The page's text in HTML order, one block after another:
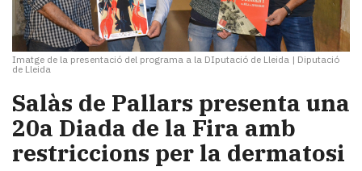
Imatge de la presentació del programa a la DIputació de Lleida | Diputació
de Lleida
Salàs de Pallars presenta una
20a Diada de la Fira amb
restriccions per la dermatosi